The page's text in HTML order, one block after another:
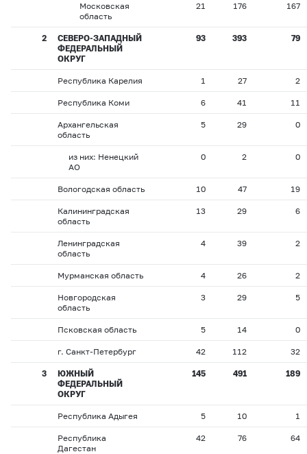
Московская
область
21 176 167
2
СЕВЕРО-ЗАПАДНЫЙ
ФЕДЕРАЛЬНЫЙ
ОКРУГ
93 393 79
Республика Карелия 1 27 2
Республика Коми 6 41 11
Архангельская
область
5 29 0
из них: Ненецкий
АО
0 2 0
Вологодская область 10 47 19
Калининградская
область
13 29 6
Ленинградская
область
4 39 2
Мурманская область 4 26 2
Новгородская
область
3 29 5
Псковская область 5 14 0
г. Санкт-Петербург 42 112 32
3
ЮЖНЫЙ
ФЕДЕРАЛЬНЫЙ
ОКРУГ
145 491 189
Республика Адыгея 5 10 1
Республика
Дагестан
42 76 64